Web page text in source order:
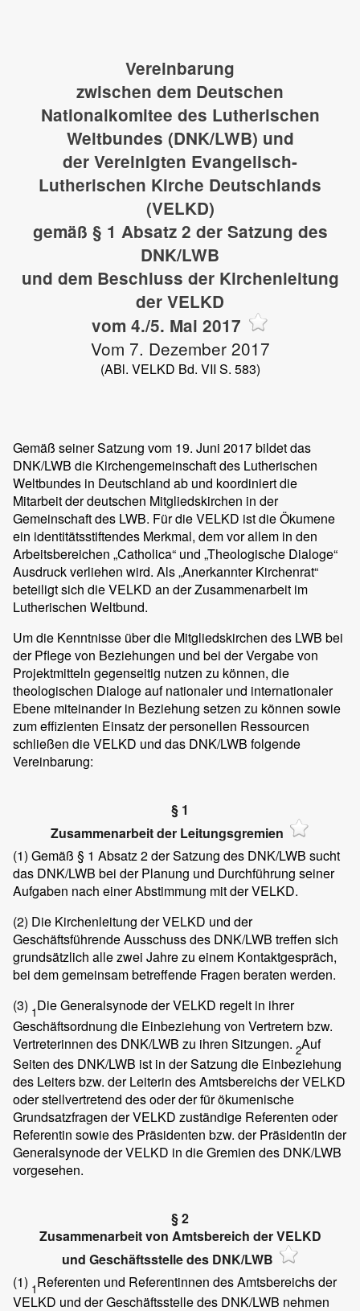
Vereinbarung
zwischen dem Deutschen
Nationalkomitee des Lutherischen
Weltbundes (DNK/LWB) und
der Vereinigten Evangelisch-
Lutherischen Kirche Deutschlands
(VELKD)
gemäß § 1 Absatz 2 der Satzung des
DNK/LWB
und dem Beschluss der Kirchenleitung
der VELKD
vom 4./5. Mai 2017
Vom 7. Dezember 2017
(ABl. VELKD Bd. VII S. 583)
Gemäß seiner Satzung vom 19. Juni 2017 bildet das
DNK/LWB die Kirchengemeinschaft des Lutherischen
Weltbundes in Deutschland ab und koordiniert die
Mitarbeit der deutschen Mitgliedskirchen in der
Gemeinschaft des LWB. Für die VELKD ist die Ökumene
ein identitätsstiftendes Merkmal, dem vor allem in den
Arbeitsbereichen „Catholica“ und „Theologische Dialoge“
Ausdruck verliehen wird. Als „Anerkannter Kirchenrat“
beteiligt sich die VELKD an der Zusammenarbeit im
Lutherischen Weltbund.
Um die Kenntnisse über die Mitgliedskirchen des LWB bei
der Pflege von Beziehungen und bei der Vergabe von
Projektmitteln gegenseitig nutzen zu können, die
theologischen Dialoge auf nationaler und internationaler
Ebene miteinander in Beziehung setzen zu können sowie
zum effizienten Einsatz der personellen Ressourcen
schließen die VELKD und das DNK/LWB folgende
Vereinbarung:
§ 1
Zusammenarbeit der Leitungsgremien
(1) Gemäß § 1 Absatz 2 der Satzung des DNK/LWB sucht
das DNK/LWB bei der Planung und Durchführung seiner
Aufgaben nach einer Abstimmung mit der VELKD.
(2) Die Kirchenleitung der VELKD und der
Geschäftsführende Ausschuss des DNK/LWB treffen sich
grundsätzlich alle zwei Jahre zu einem Kontaktgespräch,
bei dem gemeinsam betreffende Fragen beraten werden.
(3) 1Die Generalsynode der VELKD regelt in ihrer
Geschäftsordnung die Einbeziehung von Vertretern bzw.
Vertreterinnen des DNK/LWB zu ihren Sitzungen. 2Auf
Seiten des DNK/LWB ist in der Satzung die Einbeziehung
des Leiters bzw. der Leiterin des Amtsbereichs der VELKD
oder stellvertretend des oder der für ökumenische
Grundsatzfragen der VELKD zuständige Referenten oder
Referentin sowie des Präsidenten bzw. der Präsidentin der
Generalsynode der VELKD in die Gremien des DNK/LWB
vorgesehen.
§ 2
Zusammenarbeit von Amtsbereich der VELKD
und Geschäftsstelle des DNK/LWB
(1) 1Referenten und Referentinnen des Amtsbereichs der
VELKD und der Geschäftsstelle des DNK/LWB nehmen